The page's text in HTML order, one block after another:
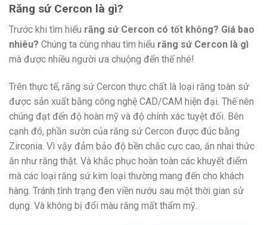
Răng sứ Cercon là gì?
Trước khi tìm hiểu răng sứ Cercon có tốt không? Giá bao
nhiêu? Chúng ta cùng nhau tìm hiểu răng sứ Cercon là gì
mà được nhiều người ưa chuộng đến thế nhé!
Trên thực tế, răng sứ Cercon thực chất là loại răng toàn sứ
được sản xuất bằng công nghệ CAD/CAM hiện đại. Thế nên
chúng đạt đến độ hoàn mỹ và độ chính xác tuyệt đối. Bên
cạnh đó, phần sườn của răng sứ Cercon được đúc bằng
Zirconia. Vì vậy đảm bảo độ bền chắc cực cao, ăn nhai thức
ăn như răng thật. Và khắc phục hoàn toàn các khuyết điểm
mà các loại răng sứ kim loại thường mang đến cho khách
hàng. Tránh tình trạng đen viền nướu sau một thời gian sử
dụng. Và không bị đổi màu răng mất thẩm mỹ.